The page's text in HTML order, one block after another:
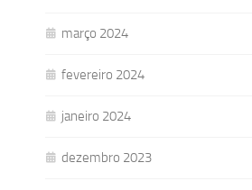
março 2024
fevereiro 2024
janeiro 2024
dezembro 2023